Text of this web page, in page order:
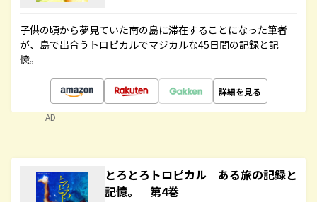
子供の頃から夢見ていた南の島に滞在することになった筆者
が、島で出合うトロピカルでマジカルな45日間の記録と記
憶。
詳細を見る
AD
とろとろトロピカル ある旅の記録と
記憶。 第4巻